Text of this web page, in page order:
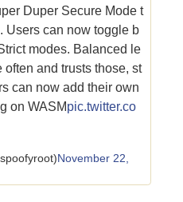
Duper Secure Mode t
Users can now toggle b
modes. Balanced le
and trusts those, st
can now add their own
on WASMpic.twitter.co
November 22,